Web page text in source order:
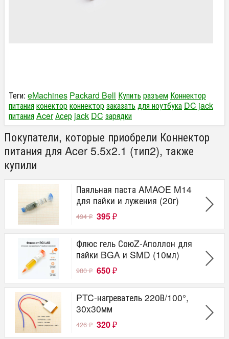
Теги: eMachines Packard Bell Купить разъем Коннектор
питанияконекторконнекторзаказать для ноутбука DC jack
питанияAcerАсер jack DC зарядки
Покупатели, которые приобрели Коннектор
питания для Acer 5.5x2.1 (тип2), также
купили
Паяльная паста AMAOE M14
для пайки и лужения (20г)
494₽ 395 ₽
Флюс гель СоюZ-Аполлон для
пайки BGA и SMD (10мл)
980₽ 650 ₽
PTC-нагреватель 220В/100°,
30x30мм
426₽ 320 ₽